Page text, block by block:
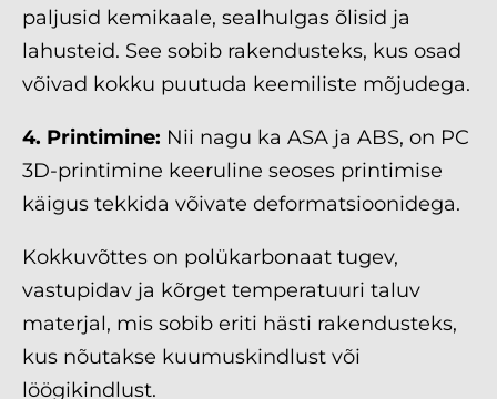
paljusid kemikaale, sealhulgas õlisid ja
lahusteid. See sobib rakendusteks, kus osad
võivad kokku puutuda keemiliste mõjudega.
4. Printimine: Nii nagu ka ASA ja ABS, on PC
3D-printimine keeruline seoses printimise
käigus tekkida võivate deformatsioonidega.
Kokkuvõttes on polükarbonaat tugev,
vastupidav ja kõrget temperatuuri taluv
materjal, mis sobib eriti hästi rakendusteks,
kus nõutakse kuumuskindlust või
löögikindlust.